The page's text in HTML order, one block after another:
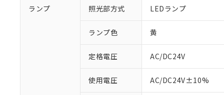
ランプ 照光部方式 LEDランプ
ランプ色 黄
定格電圧 AC/DC24V
使用電圧 AC/DC24V±10%
ご利用条件
※1 対応状況
調査・確認中：
非該当品：ライセ
仕入先様の事情に
があります。
※1 中国